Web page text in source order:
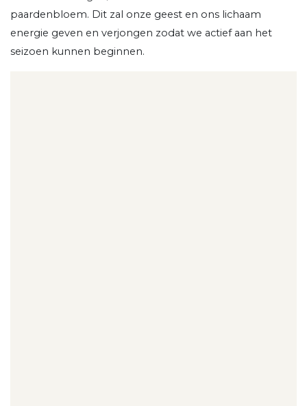
paardenbloem. Dit zal onze geest en ons lichaam
energie geven en verjongen zodat we actief aan het
seizoen kunnen beginnen.